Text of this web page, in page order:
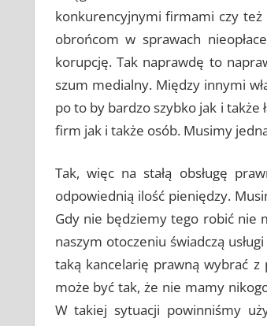
konkurencyjnymi firmami czy
obrońcom w sprawach
korupcję. Tak naprawdę to
szum medialny. Między innymi
po to by bardzo szybko jak i także
firm jak i także osób. Musimy
Tak, więc na stałą obsługę
odpowiednią ilość pieniędzy.
Gdy nie będziemy tego robić nie
naszym otoczeniu świadczą
taką kancelarię prawną wybrać z
może być tak, że nie mamy
W takiej sytuacji powinniśmy